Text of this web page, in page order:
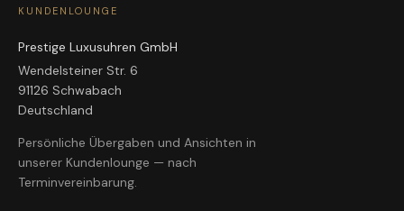
KUNDENLOUNGE
Prestige Luxusuhren GmbH
Wendelsteiner Str. 6
91126 Schwabach
Deutschland
Persönliche Übergaben und Ansichten in
unserer Kundenlounge — nach
Terminvereinbarung.